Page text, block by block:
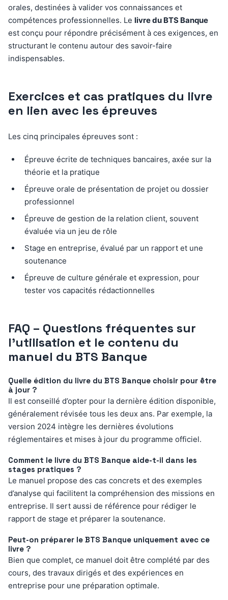
orales, destinées à valider vos connaissances et
compétences professionnelles. Le livre du BTS Banque
est conçu pour répondre précisément à ces exigences, en
structurant le contenu autour des savoir-faire
indispensables.
Exercices et cas pratiques du livre
en lien avec les épreuves
Les cinq principales épreuves sont :
Épreuve écrite de techniques bancaires, axée sur la
théorie et la pratique
Épreuve orale de présentation de projet ou dossier
professionnel
Épreuve de gestion de la relation client, souvent
évaluée via un jeu de rôle
Stage en entreprise, évalué par un rapport et une
soutenance
Épreuve de culture générale et expression, pour
tester vos capacités rédactionnelles
FAQ – Questions fréquentes sur
l’utilisation et le contenu du
manuel du BTS Banque
Quelle édition du livre du BTS Banque choisir pour être
à jour ?
Il est conseillé d’opter pour la dernière édition disponible,
généralement révisée tous les deux ans. Par exemple, la
version 2024 intègre les dernières évolutions
réglementaires et mises à jour du programme officiel.
Comment le livre du BTS Banque aide-t-il dans les
stages pratiques ?
Le manuel propose des cas concrets et des exemples
d’analyse qui facilitent la compréhension des missions en
entreprise. Il sert aussi de référence pour rédiger le
rapport de stage et préparer la soutenance.
Peut-on préparer le BTS Banque uniquement avec ce
livre ?
Bien que complet, ce manuel doit être complété par des
cours, des travaux dirigés et des expériences en
entreprise pour une préparation optimale.